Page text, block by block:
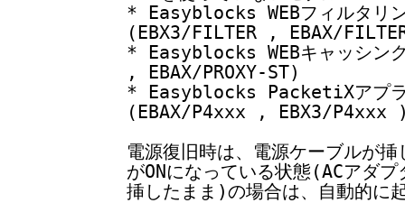
* Easyblocks WEBフィルタリ
(EBX3/FILTER , EBAX/
* Easyblocks WEBキャッシン
, EBAX/PROXY-ST)
* Easyblocks PacketiXアプラ
(EBAX/P4xxx , EBX3/P4xxx
電源復旧時は、電源ケーブルが
がONになっている状態(ACアダ
挿したまま)の場合は、自動的